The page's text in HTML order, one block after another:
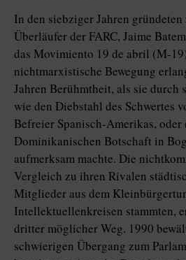
In den siebziger Jahren
Überläufer der FARC, Jaime
das Movimiento 19 de abril (M-
nichtmarxistische Bewegung
Jahren Berühmtheit, als sie durch
wie den Diebstahl des Schwertes
Befreier Spanisch-Amerikas, oder
Dominikanischen Botschaft in
aufmerksam machte. Die
Vergleich zu ihren Rivalen
Mitglieder aus dem
Intellektuellenkreisen stammten,
dritter möglicher Weg. 1990
schwierigen Übergang zum